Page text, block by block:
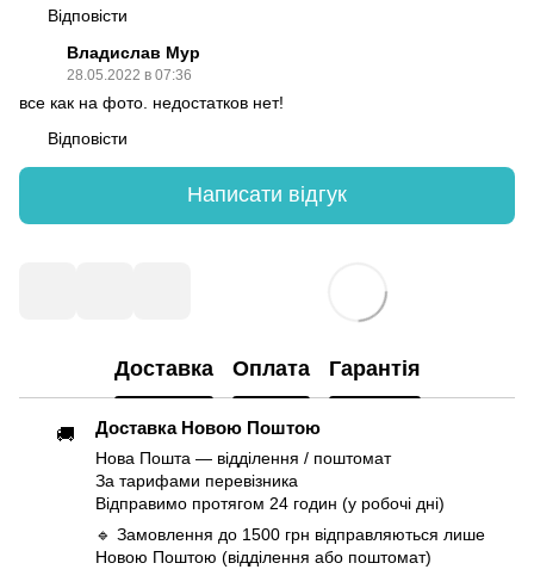
Відповісти
Владислав Мур
28.05.2022 в 07:36
все как на фото. недостатков нет!
Відповісти
Написати відгук
Доставка Оплата Гарантія
🚚 Доставка Новою Поштою
Нова Пошта — відділення / поштомат
За тарифами перевізника
Відправимо протягом 24 годин (у робочі дні)
🔹 Замовлення до 1500 грн відправляються лише
Новою Поштою (відділення або поштомат)